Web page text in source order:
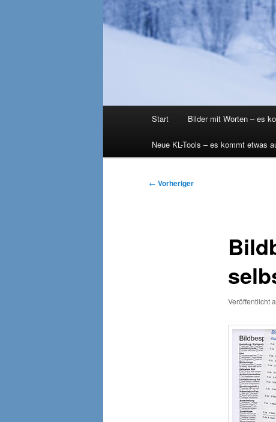
Start Bilder mit Worten – es
Neue KL-Tools – es kommt etwas
Beitragsnavigation
← Vorheriger
Veröffentlicht